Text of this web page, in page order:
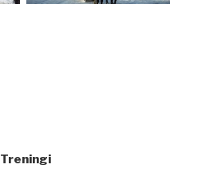
Treningi